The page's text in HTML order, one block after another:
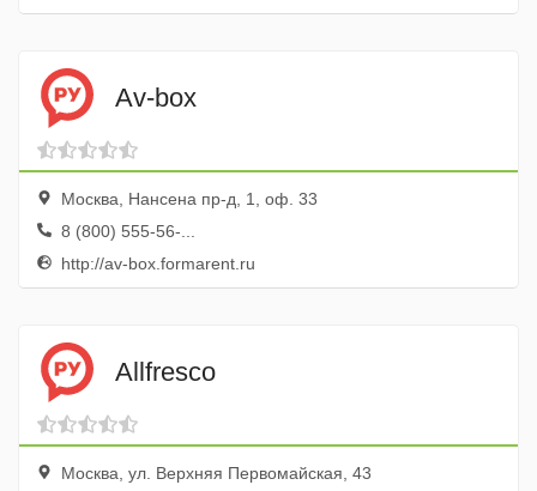
Av-box
Москва, Нансена пр-д, 1, оф. 33
8 (800) 555-56-...
http://av-box.formarent.ru
Allfresco
Москва, ул. Верхняя Первомайская, 43